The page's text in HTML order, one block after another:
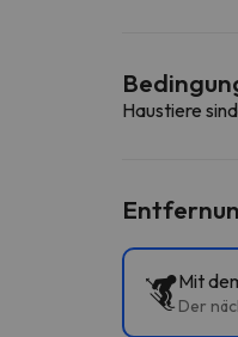
Haustiere
Mit
Der